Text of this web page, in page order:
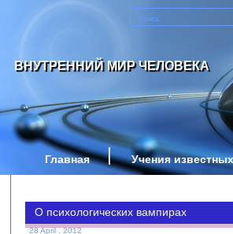
ВНУТРЕННИЙ МИР ЧЕЛОВЕКА
Главная Учения
О психологических вампирах
28 April , 2012